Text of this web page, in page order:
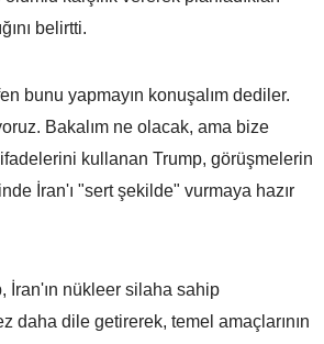
belirtti.
bunu yapmayın konuşalım dediler.
Bakalım ne olacak, ama bize
kullanan Trump, görüşmelerin
İran'ı "sert şekilde" vurmaya hazır
İran'ın nükleer silaha sahip
daha dile getirerek, temel amaçlarının